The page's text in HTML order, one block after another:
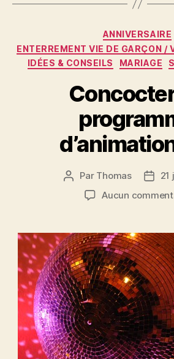
ANNIVERSAIRE
ENTERREMENT VIE DE GARÇON /
IDÉES & CONSEILS
MARIAGE
Auteur
l’article
Par Thomas
Date
21
Aucun